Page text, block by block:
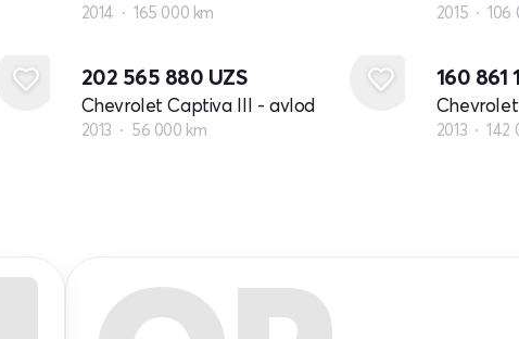
2014 165 000 km 2015 106
202 565 880 UZS
Chevrolet Captiva III - avlod
2013 56 000 km
160 861
2013 142